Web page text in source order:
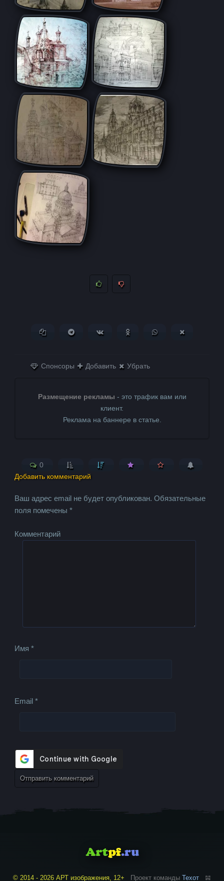
Копировать ссылкуПоделиться в Telegram
Поделиться ВКонтактеПоделиться в
Поделиться в
Спонсоры Добавить Убрать
Размещение рекламы - это трафик вам или
клиент.
Реклама на баннере в статье.
0
Добавить комментарий
Ваш адрес email не будет опубликован. Обязательные
поля помечены*
Комментарий
Имя*
Email*
© 2014 - 2026 АРТ изображения, 12+ Проект команды Техот 𝌴